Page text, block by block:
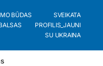
BŪDAS
SVEIKATA
PROFILIS_JAUNI
SU UKRAINA